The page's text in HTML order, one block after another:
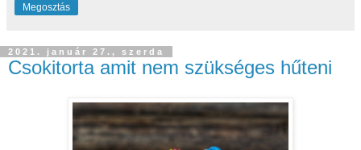
Megosztás
2021. január 27., szerda
Csokitorta amit nem szükséges hűteni